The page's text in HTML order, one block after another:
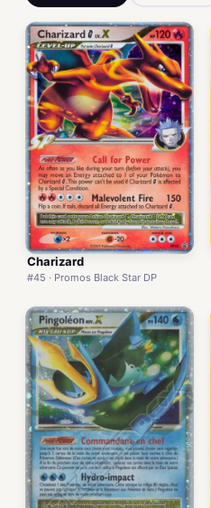
Charizard
#45 · Promos Black Star DP